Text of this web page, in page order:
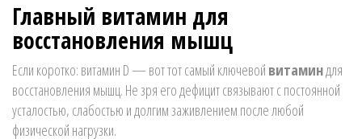
Главный витамин для
восстановления мышц
Если коротко: витамин D — вот тот самый ключевой витаминдля
восстановления мышц. Не зря его дефицит связывают с постоянной
усталостью, слабостью и долгим заживлением после любой
физической нагрузки.